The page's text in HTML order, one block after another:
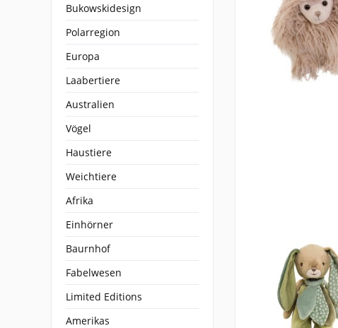
Bukowskidesign
Polarregion
Europa
Laabertiere
Australien
Vögel
Haustiere
Weichtiere
Afrika
Einhörner
Baurnhof
Fabelwesen
Limited Editions
Amerikas